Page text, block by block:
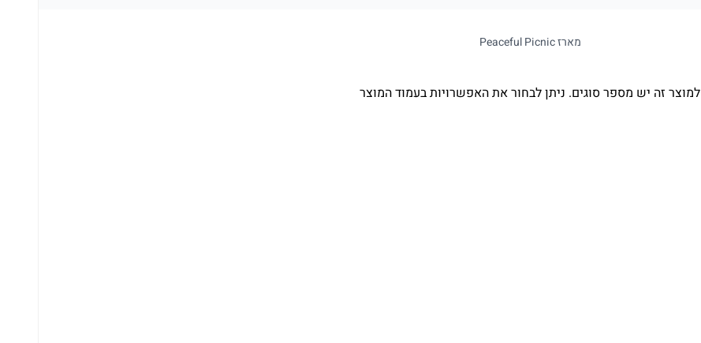
מארז Peaceful Picnic
למוצר זה יש מספר סוגים. ניתן לבחור את האפשרויות בעמוד המוצר